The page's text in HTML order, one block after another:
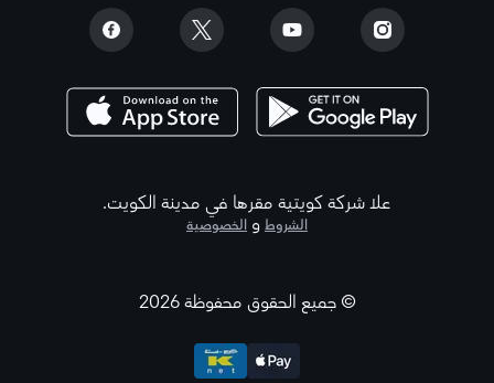
علا شركة كويتية مقرها في مدينة الكويت.
الشروطو الخصوصية
© جميع الحقوق محفوظة 2026